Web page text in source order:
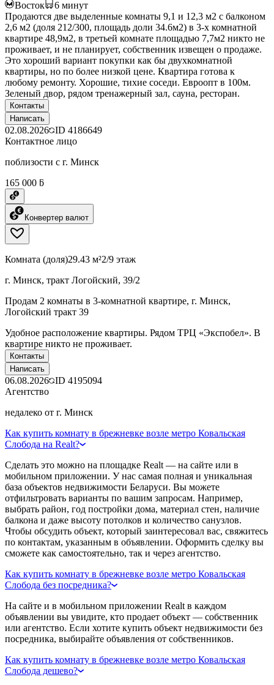
Восток 6 минут
Продаются две выделенные комнаты 9,1 и 12,3 м2 с балконом
2,6 м2 (доля 212/300, площадь доли 34.6м2) в 3-х комнатной
квартире 48,9м2, в третьей комнате площадью 7,7м2 никто не
проживает, и не планирует, собственник извещен о продаже.
Это хороший вариант покупки как бы двухкомнатной
квартиры, но по более низкой цене. Квартира готова к
любому ремонту. Хорошие, тихие соседи. Евроопт в 100м.
Зеленый двор, рядом тренажерный зал, сауна, ресторан.
Контакты
Написать
02.08.2026 ID 4186649
Контактное лицо
поблизости с г. Минск
165 000 ƃ
Конвертер валют
Комната (доля)29.43 м²2/9 этаж
г. Минск, тракт Логойский, 39/2
Продам 2 комнаты в 3-комнатной квартире, г. Минск,
Логойский тракт 39
Удобное расположение квартиры. Рядом ТРЦ «Экспобел». В
квартире никто не проживает.
Контакты
Написать
06.08.2026 ID 4195094
Агентство
недалеко от г. Минск
Как купить комнату в брежневке возле метро Ковальская
Слобода на Realt?
Сделать это можно на площадке Realt — на сайте или в
мобильном приложении. У нас самая полная и уникальная
база объектов недвижимости Беларуси. Вы можете
отфильтровать варианты по вашим запросам. Например,
выбрать район, год постройки дома, материал стен, наличие
балкона и даже высоту потолков и количество санузлов.
Чтобы обсудить объект, который заинтересовал вас, свяжитесь
по контактам, указанным в объявлении. Оформить сделку вы
сможете как самостоятельно, так и через агентство.
Как купить комнату в брежневке возле метро Ковальская
Слобода без посредника?
На сайте и в мобильном приложении Realt в каждом
объявлении вы увидите, кто продает объект — собственник
или агентство. Если хотите купить объект недвижимости без
посредника, выбирайте объявления от собственников.
Как купить комнату в брежневке возле метро Ковальская
Слобода дешево?